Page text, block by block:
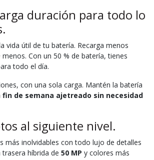
duración para todo lo
vida útil de tu batería. Recarga menos
Con un 50 % de batería, tienes
todo el día.
con una sola carga. Mantén la batería
fin de semana ajetreado sin necesidad
al siguiente nivel.
más inolvidables con todo lujo de detalles
híbrida de 50 MP y colores más